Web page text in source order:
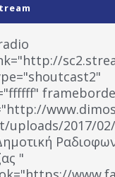
uploads/2017/
"